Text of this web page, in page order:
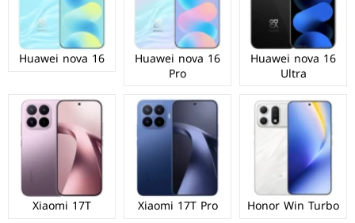
Huawei nova 16
Ultra
Huawei nova 16
Pro
Huawei nova 16
Honor Win Turbo
Xiaomi 17T Pro
Xiaomi 17T